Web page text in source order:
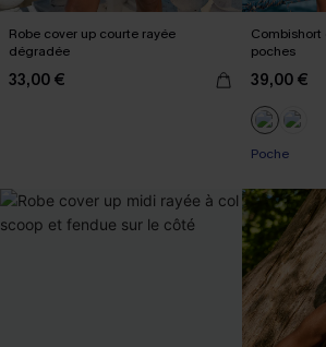
Robe cover up courte rayée
dégradée
33,00 €
Combishort
poches
39,00 €
Poche